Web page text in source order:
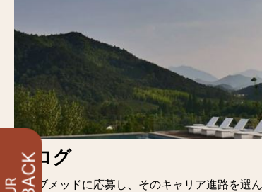
ブログ
クラブメッドに応募し、そのキャリア進路を選